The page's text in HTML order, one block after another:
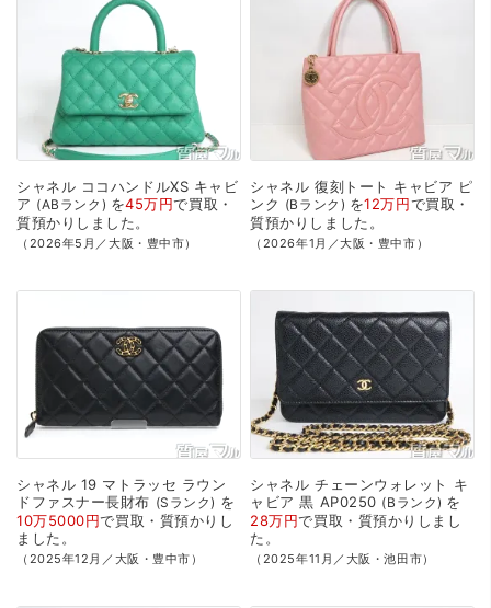
シャネル ココハンドルXS キャビ
ア
ABランク を45万円で買取・
質預かり しました。
（2026年5月／大阪・豊中市）
シャネル 復刻トート キャビア ピ
ンク
Bランク を12万円で買取・
質預かり しました。
（2026年1月／大阪・豊中市）
シャネル 19 マトラッセ ラウン
ドファスナー長財布
Sランク
を
10万5000円で買取・質預かり し
ました。
（2025年12月／大阪・豊中市）
シャネル チェーンウォレット
キ
ャビア 黒 AP0250 Bランク を
28万円で買取・質預かり しまし
た。
（2025年11月／大阪・池田市）